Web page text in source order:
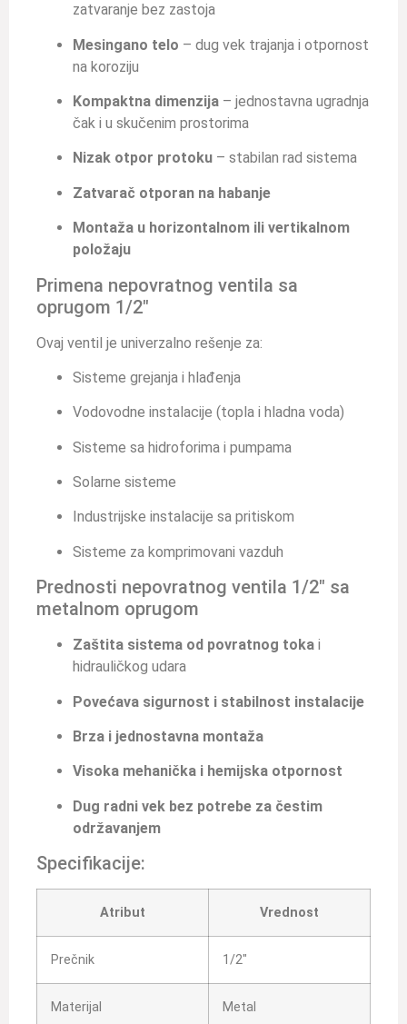
zatvaranje bez zastoja
Mesingano telo – dug vek trajanja i otpornost
na koroziju
Kompaktna dimenzija – jednostavna ugradnja
čak i u skučenim prostorima
Nizak otpor protoku – stabilan rad sistema
Zatvarač otporan na habanje
Montaža u horizontalnom ili vertikalnom
položaju
Primena nepovratnog ventila sa
oprugom 1/2″
Ovaj ventil je univerzalno rešenje za:
Sisteme grejanja i hlađenja
Vodovodne instalacije (topla i hladna voda)
Sisteme sa hidroforima i pumpama
Solarne sisteme
Industrijske instalacije sa pritiskom
Sisteme za komprimovani vazduh
Prednosti nepovratnog ventila 1/2″ sa
metalnom oprugom
Zaštita sistema od povratnog toka i
hidrauličkog udara
Povećava sigurnost i stabilnost instalacije
Brza i jednostavna montaža
Visoka mehanička i hemijska otpornost
Dug radni vek bez potrebe za čestim
održavanjem
Specifikacije:
Atribut Vrednost
Prečnik 1/2″
Materijal Metal